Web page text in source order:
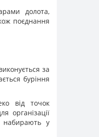
долота,
поєднання
за
буріння
від точок
організації
набирають у